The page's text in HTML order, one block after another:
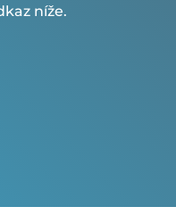
níže.